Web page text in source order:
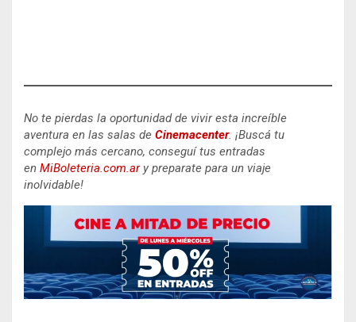
No te pierdas la oportunidad de vivir esta increíble
aventura en las salas de Cinemacenter. ¡Buscá tu
complejo más cercano, conseguí tus entradas
en MiBoleteria.com.ary preparate para un viaje
inolvidable!